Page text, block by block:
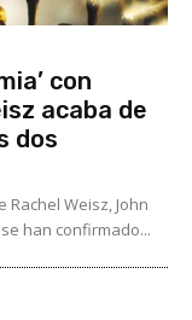
con
acaba de
dos
Weisz, John
han confirmado...